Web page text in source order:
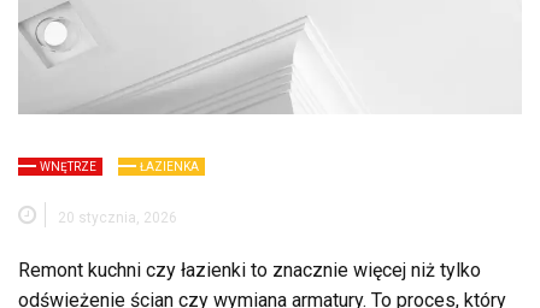
WNĘTRZE ŁAZIENKA
20 stycznia, 2026
Remont kuchni czy łazienki to znacznie więcej niż tylko
odświeżenie ścian czy wymiana armatury. To proces, który